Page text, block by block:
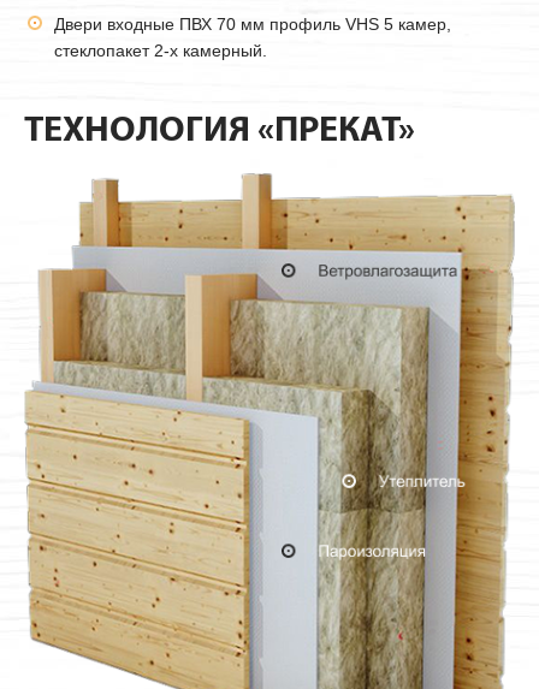
Двери входные ПВХ 70 мм профиль VHS 5 камер,
стеклопакет 2-х камерный.
ТЕХНОЛОГИЯ «ПРЕКАТ»